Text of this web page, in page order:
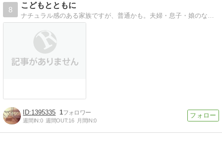
8
こどもとともに
1395335 1
週間IN:0 週間OUT:16 月間IN:0